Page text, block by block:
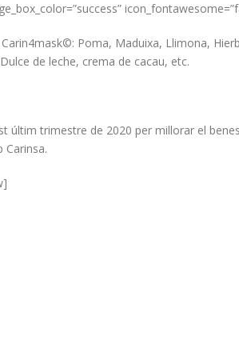
Poma, Maduixa, Llimona,
de leche, crema de cacau, etc.
últim trimestre de 2020 per millorar el
Carinsa.